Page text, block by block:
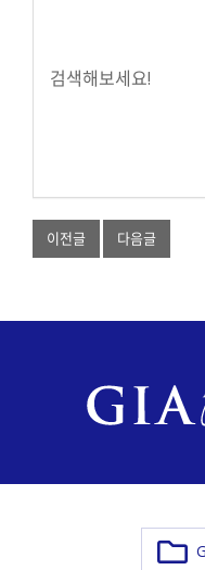
검색해보세요!
이전글 다음글